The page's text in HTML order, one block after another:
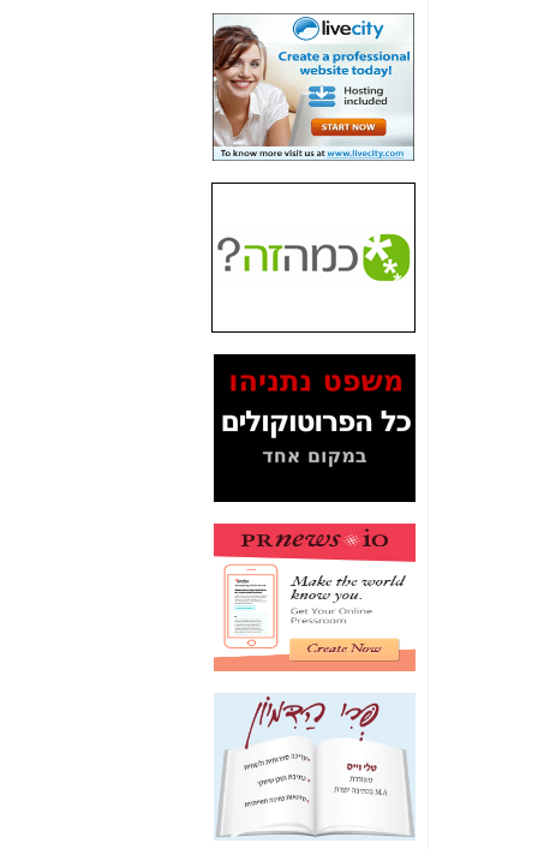
חשיפה: איוב קרא
אישר לקבוצת סלקום
בדיוק מה שביבי אישר
כאן
האם השר איוב קרא
היה צריך בכלל לחתום
על האישור, שנתן
האם ביבי וקרא קבלו
בכלל תמורה עבור
המסמכים בנושא בזק-
Yes (תיק 4000)
לאיש הלא נכון! -כאן
עובדות ומסמכים
האם ביבי כשר
תקשורת עזר לקב'
בזק? -כאן
מה מקור ה-Fake
News שהביא לתפירת
תיק לביבי והעלמת
החשודים הנכונים -כאן
אחת הרגליים של "תיק
4000 התפור"
התמוטטה היום
בניצחון (כפול) של בזק
-
כאן
איך כתבות מפנקות